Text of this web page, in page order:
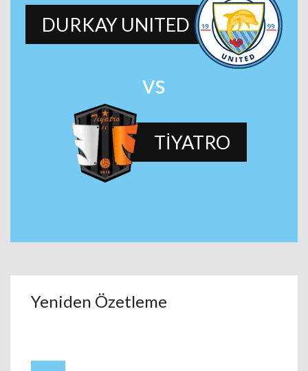
DURKAY UNITED
vs
TİYATRO
Yeniden Özetleme